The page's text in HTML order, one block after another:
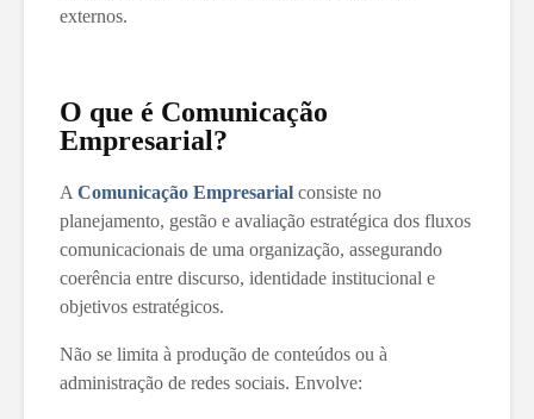
externos.
O que é Comunicação
Empresarial?
A Comunicação Empresarial consiste no
planejamento, gestão e avaliação estratégica dos fluxos
comunicacionais de uma organização, assegurando
coerência entre discurso, identidade institucional e
objetivos estratégicos.
Não se limita à produção de conteúdos ou à
administração de redes sociais. Envolve: